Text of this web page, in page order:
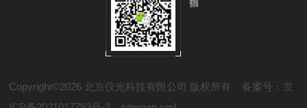
Copyright©2026 北京仪光科技有限公司 版权所有 备案号：京